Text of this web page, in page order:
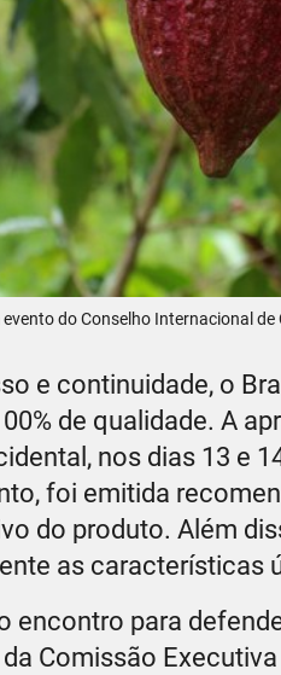
do Conselho Internacional
e continuidade, o
de qualidade. A
nos dias 13 e
foi emitida
do produto. Além
as características
encontro para
Comissão